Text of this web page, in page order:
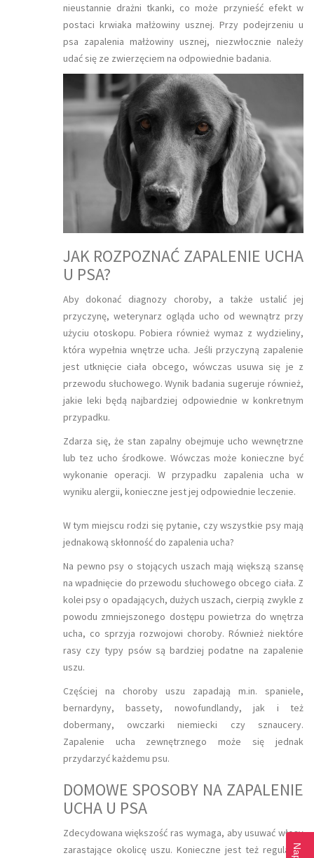
nieustannie drażni tkanki, co może przynieść efekt w
postaci krwiaka małżowiny usznej. Przy podejrzeniu u
psa zapalenia małżowiny usznej, niezwłocznie należy
udać się ze zwierzęciem na odpowiednie badania.
JAK ROZPOZNAĆ ZAPALENIE UCHA
U PSA?
Aby dokonać diagnozy choroby, a także ustalić jej
przyczynę, weterynarz ogląda ucho od wewnątrz przy
użyciu otoskopu. Pobiera również wymaz z wydzieliny,
która wypełnia wnętrze ucha. Jeśli przyczyną zapalenie
jest utknięcie ciała obcego, wówczas usuwa się je z
przewodu słuchowego. Wynik badania sugeruje również,
jakie leki będą najbardziej odpowiednie w konkretnym
przypadku.
Zdarza się, że stan zapalny obejmuje ucho wewnętrzne
lub tez ucho środkowe. Wówczas może konieczne być
wykonanie operacji. W przypadku zapalenia ucha w
wyniku alergii, konieczne jest jej odpowiednie leczenie.
W tym miejscu rodzi się pytanie, czy wszystkie psy mają
jednakową skłonność do zapalenia ucha?
Na pewno psy o stojących uszach mają większą szansę
na wpadnięcie do przewodu słuchowego obcego ciała. Z
kolei psy o opadających, dużych uszach, cierpią zwykle z
powodu zmniejszonego dostępu powietrza do wnętrza
ucha, co sprzyja rozwojowi choroby. Również niektóre
rasy czy typy psów są bardziej podatne na zapalenie
uszu.
Częściej na choroby uszu zapadają m.in. spaniele,
bernardyny, bassety, nowofundlandy, jak i też
dobermany, owczarki niemiecki czy sznaucery.
Zapalenie ucha zewnętrznego może się jednak
przydarzyć każdemu psu.
DOMOWE SPOSOBY NA ZAPALENIE
UCHA U PSA
Zdecydowana większość ras wymaga, aby usuwać włosy
zarastające okolicę uszu. Konieczne jest też regularne